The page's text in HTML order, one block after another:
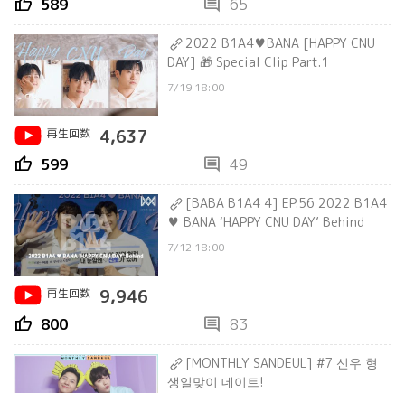
thumb_up 589 comment 65
2022 B1A4♥BANA [HAPPY CNU
DAY] 🎁 Special Clip Part.1
7/19 18:00
再生回数 4,637
thumb_up 599 comment 49
[BABA B1A4 4] EP.56 2022 B1A4
♥ BANA ‘HAPPY CNU DAY’ Behind
7/12 18:00
再生回数 9,946
thumb_up 800 comment 83
[MONTHLY SANDEUL] #7 신우 형
생일맞이 데이트!